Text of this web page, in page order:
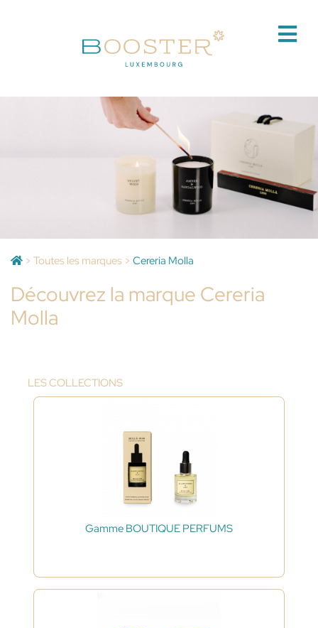
> Toutes les marques > Cereria Molla
Découvrez la marque Cereria
Molla
LES COLLECTIONS
Gamme BOUTIQUE PERFUMS